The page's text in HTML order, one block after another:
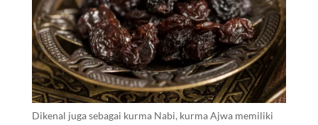
Dikenal juga sebagai kurma Nabi, kurma Ajwa memiliki